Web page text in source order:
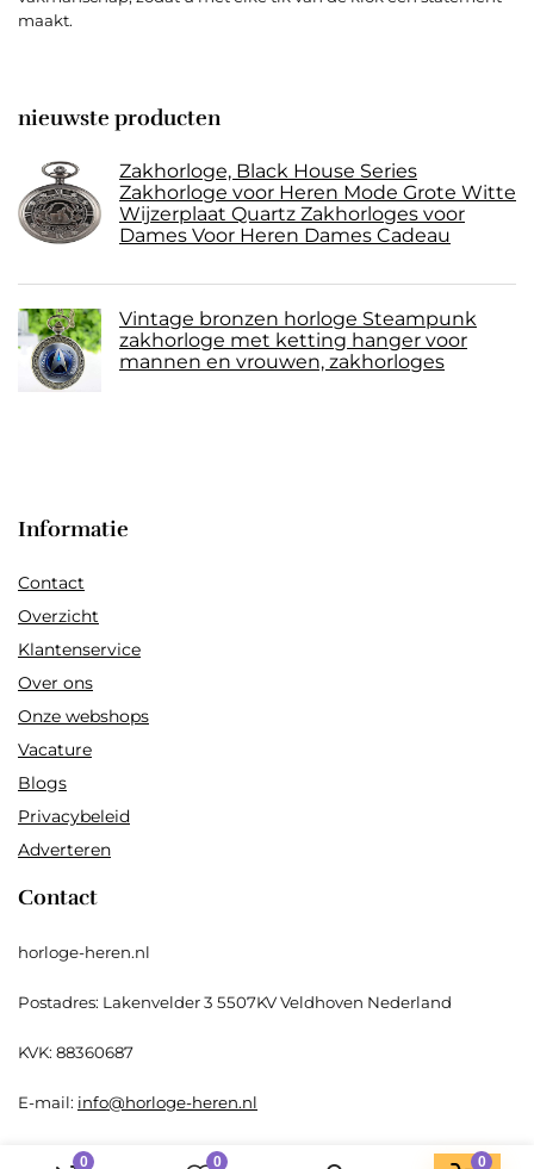
0 0 0
maakt.
nieuwste producten
Zakhorloge, Black House Series
Zakhorloge voor Heren Mode Grote Witte
Wijzerplaat Quartz Zakhorloges voor
Dames Voor Heren Dames Cadeau
Vintage bronzen horloge Steampunk
zakhorloge met ketting hanger voor
mannen en vrouwen, zakhorloges
Informatie
Contact
Overzicht
Klantenservice
Over ons
Onze webshops
Vacature
Blogs
Privacybeleid
Adverteren
Contact
horloge-heren.nl
Postadres: Lakenvelder 3 5507KV Veldhoven Nederland
KVK: 88360687
E-mail: info@horloge-heren.nl